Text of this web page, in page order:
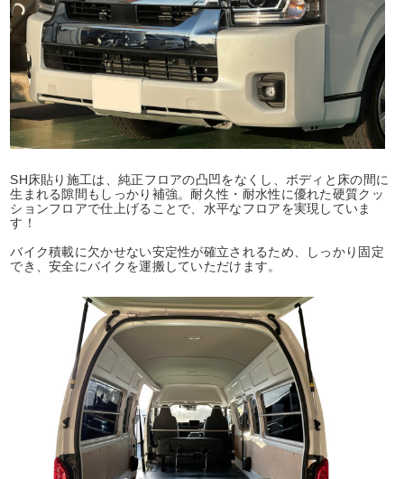
SH床貼り施工は、純正フロアの凸凹をなくし、ボディと床の間に
生まれる隙間もしっかり補強。耐久性・耐水性に優れた硬質クッ
ションフロアで仕上げることで、水平なフロアを実現していま
す！
バイク積載に欠かせない安定性が確立されるため、しっかり固定
でき、安全にバイクを運搬していただけます。